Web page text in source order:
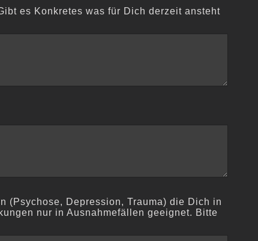
es Konkretes was für Dich derzeit ansteht
(Psychose, Depression, Trauma) die Dich in
nur in Ausnahmefällen geeignet. Bitte